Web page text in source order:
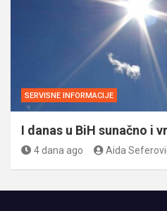
SERVISNE INFORMACIJE
I danas u BiH sunačno i
4 dana ago Aida